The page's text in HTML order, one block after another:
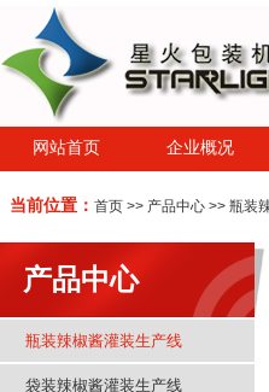
网站首页 企业概况
当前位置： 首页 >> 产品中心 >> 瓶装
产品中心
瓶装辣椒酱灌装生产线
袋装辣椒酱灌装生产线